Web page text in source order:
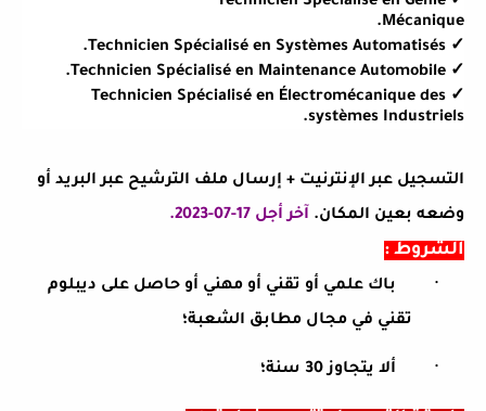
Mécanique.
✓
✓
✓
Technicien Spécialisé en Électromécanique des
systèmes Industriels.
التسجيل عبر الإنترنيت + إرسال ملف الترشيح عبر البريد أو
وضعه بعين المكان. آخر أجل 17-07-2023.
الشروط :
·
باك علمي أو تقني أو مهني أو حاصل على ديبلوم
تقني في مجال مطابق الشعبة؛
· ألا يتجاوز 30 سنة؛